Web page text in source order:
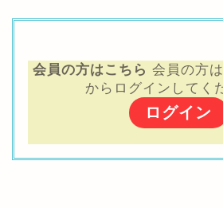
会員の方はこちら 会員の方
からログインしてく
ログイン